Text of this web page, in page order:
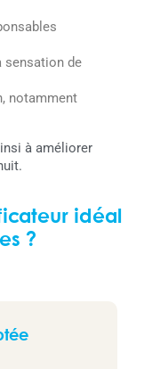
sensation de
notamment
à améliorer
idéal
?